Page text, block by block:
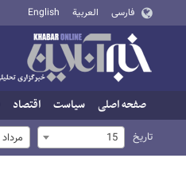
فارسی العربية English
صفحه اصلی سیاست اقتصاد
تاریخ 15 مرداد